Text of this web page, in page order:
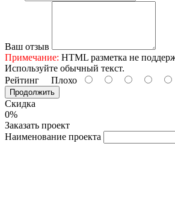
Ваш отзыв
Примечание: HTML разметка не
Используйте обычный текст.
Рейтинг Плохо
Продолжить
Скидка
0%
Заказать проект
Наименование проекта